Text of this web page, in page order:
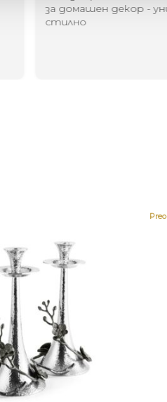
за домашен декор -
стилно